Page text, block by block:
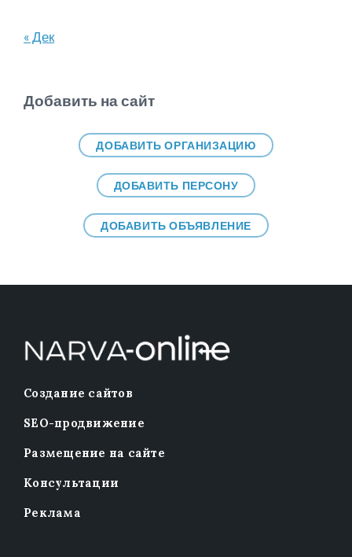
« Дек
Добавить на сайт
ДОБАВИТЬ ОРГАНИЗАЦИЮ
ДОБАВИТЬ ПЕРСОНУ
ДОБАВИТЬ ОБЪЯВЛЕНИЕ
Создание сайтов
SEO-продвижение
Размещение на сайте
Консультации
Реклама